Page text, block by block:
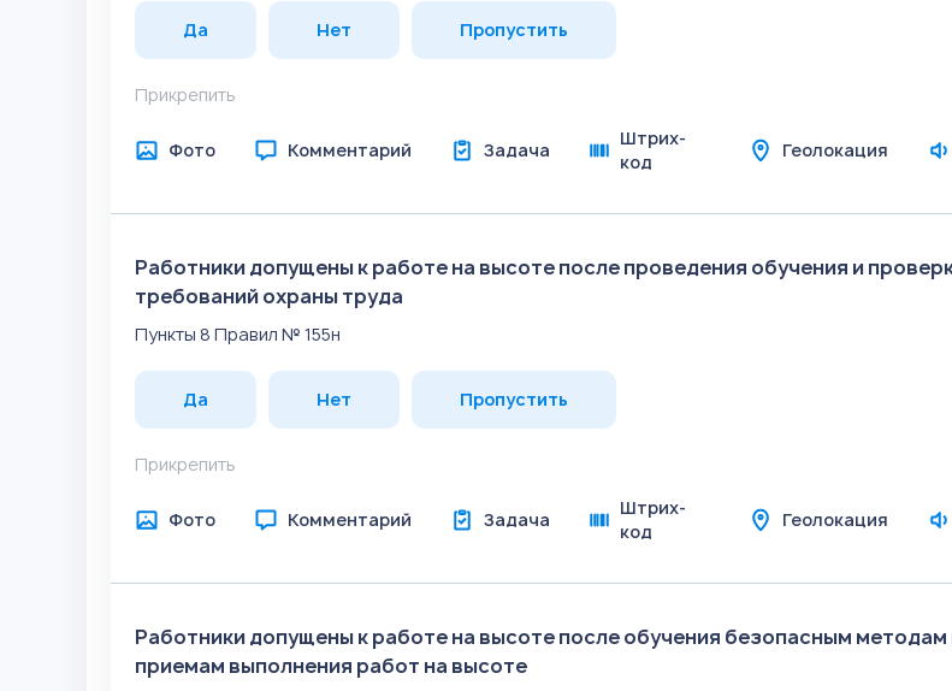
Да Нет Пропустить
Прикрепить
Фото Комментарий Задача
Штрих-
код
Геолокация
Работники допущены к работе на высоте после проведения обучения и
требований охраны труда
Пункты 8 Правил № 155н
Да Нет Пропустить
Прикрепить
Фото Комментарий Задача
Штрих-
код
Геолокация
Работники допущены к работе на высоте после обучения безопасным методам
приемам выполнения работ на высоте